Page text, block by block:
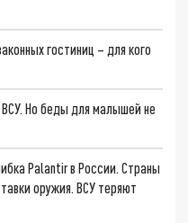
гостиниц – для кого
Но беды для малышей не
Palantir в России. Страны
оружия. ВСУ теряют